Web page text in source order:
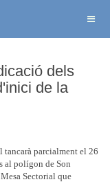
dels
de la
parcialment el 26
al polígon de Son
Sectorial que